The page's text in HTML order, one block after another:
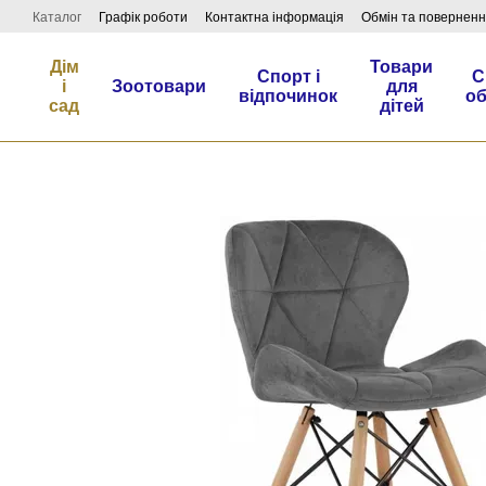
Перейти до основного контенту
Каталог Графік роботи Контактна інформація Обмін та
Дім
і
сад
Зоотовари
Спорт і
відпочинок
Товари
для
дітей